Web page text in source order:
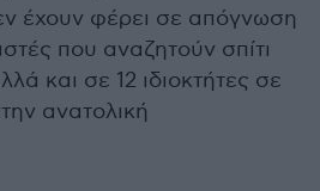
έχουν φέρει σε απόγνωση
που αναζητούν σπίτι
και σε 12 ιδιοκτήτες σε
ανατολική